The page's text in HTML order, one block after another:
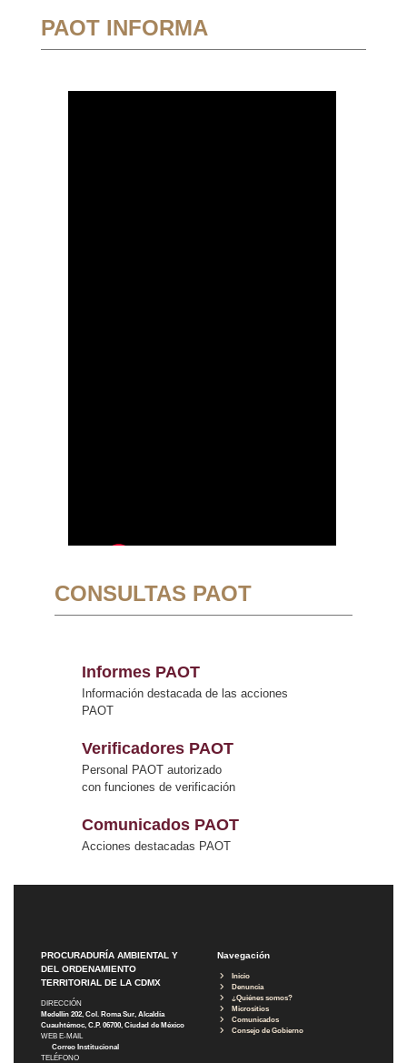
PAOT INFORMA
CONSULTAS PAOT
Informes PAOT
Información destacada de las acciones
PAOT
Verificadores PAOT
Personal PAOT autorizado
con funciones de verificación
Comunicados PAOT
Acciones destacadas PAOT
PROCURADURÍA AMBIENTAL Y
DEL ORDENAMIENTO
TERRITORIAL DE LA CDMX
DIRECCIÓN
Medellín 202, Col. Roma Sur, Alcaldía
Cuauhtémoc, C.P. 06700, Ciudad de México
WEB E-MAIL
Correo Institucional
TELÉFONO
Navegación
Inicio
Denuncia
¿Quiénes somos?
Micrositios
Comunicados
Consejo de Gobierno